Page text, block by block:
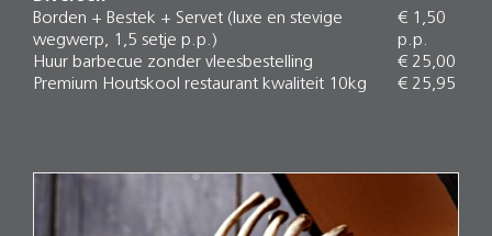
Borden + Bestek + Servet (luxe en stevige
wegwerp, 1,5 setje p.p.)
€ 1,50
p.p.
Huur barbecue zonder vleesbestelling
€ 25,00
Premium Houtskool restaurant kwaliteit 10kg
€ 25,95